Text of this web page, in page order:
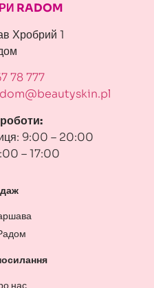
RADOM
Хробрий 1
78 777
9:00 – 20:00
– 17:00
нас